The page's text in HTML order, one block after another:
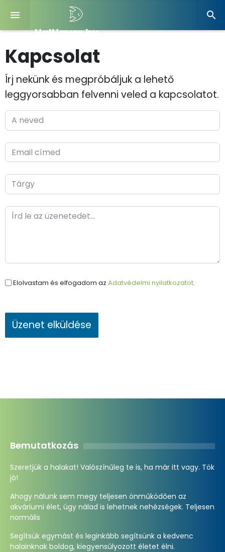

HalHaver.hu

Kapcsolat
Írj nekünk és megpróbáljuk a lehető
leggyorsabban felvenni veled a kapcsolatot.
Elolvastam és elfogadom az Adatvédelmi nyilatkozatot.
Üzenet elküldése
Bemutatkozás
Szeretjük a halakat! Valószínűleg te is, ha már itt vagy. Tök
jó!
Ahogy nálunk sem megy teljesen önműködően az
akváriumi élet, úgy nálad is lehetnek nehézségek. Teljesen
normális
Segítsük egymást és leginkább segítsünk a kedvenc
halainknak boldog, kiegyensúlyozott életet élni.